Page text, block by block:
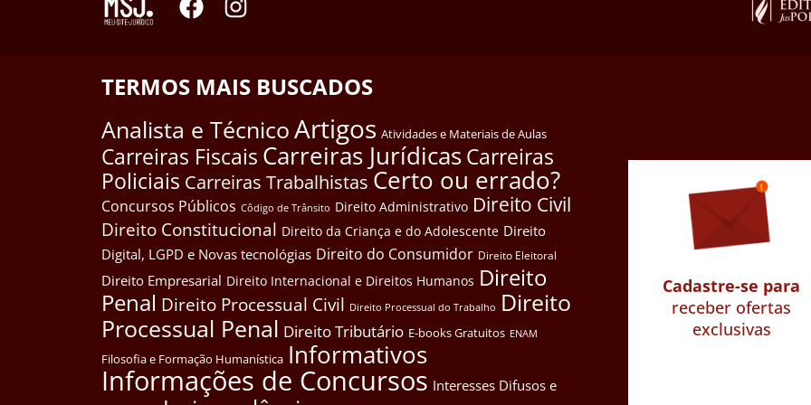
TERMOS MAIS BUSCADOS
Analista e TécnicoArtigos Atividades e Materiais de Aulas
Carreiras Fiscais Carreiras JurídicasCarreiras
Policiais Carreiras Trabalhistas Certo ou errado?
Concursos Públicos Côdigo de Trânsito Direito Administrativo Direito Civil
Direito Constitucional Direito da Criança e do Adolescente Direito
Digital, LGPD e Novas tecnológias Direito do Consumidor Direito Eleitoral
Direito Empresarial Direito Internacional e Direitos Humanos Direito
Penal Direito Processual Civil Direito Processual do Trabalho Direito
Processual Penal Direito Tributário E-books Gratuitos ENAM
Filosofia e Formação Humanística Informativos
Informações de Concursos Interesses Difusos e
Cadastre-se para
receber ofertas
exclusivas